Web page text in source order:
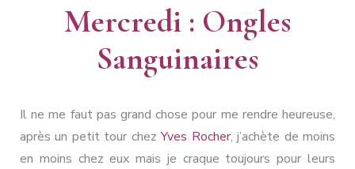
Mercredi : Ongles
Sanguinaires
Il ne me faut pas grand chose pour me rendre heureuse,
après un petit tour chezYves Rocher, j’achète de moins
en moins chez eux mais je craque toujours pour leurs